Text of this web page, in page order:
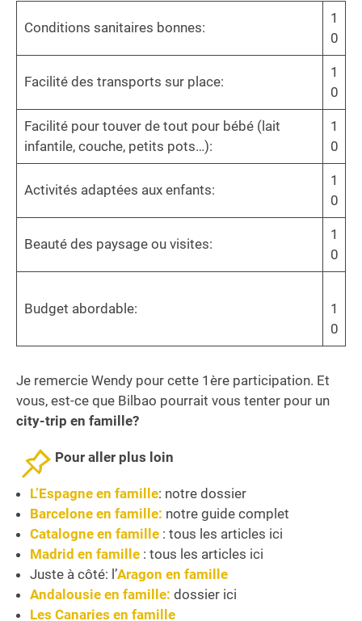
Conditions sanitaires bonnes:
1
0
Facilité des transports sur place:
1
0
Facilité pour touver de tout pour bébé (lait
infantile, couche, petits pots…):
1
0
Activités adaptées aux enfants:
1
0
Beauté des paysage ou visites:
1
0
Budget abordable:
1
0
Je remercie Wendy pour cette 1ère participation. Et
vous, est-ce que Bilbao pourrait vous tenter pour un
city-trip en famille?
Pour aller plus loin
L’Espagne en famille: notre dossier
Barcelone en famille: notre guide complet
Catalogne en famille : tous les articles ici
Madrid en famille : tous les articles ici
Juste à côté: l’Aragon en famille
Andalousie en famille: dossier ici
Les Canaries en famille